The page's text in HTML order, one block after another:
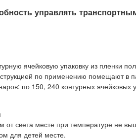
управлять
ячейковую упаковку из пленки
по применению помещают в
по 150, 240 контурных
света месте при температуре не
для детей месте.